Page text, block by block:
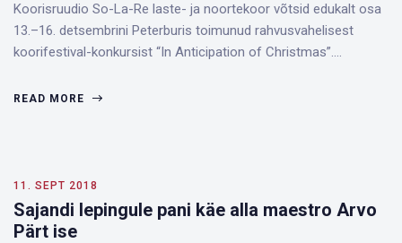
Koorisruudio So-La-Re laste- ja noortekoor võtsid edukalt osa
13.–16. detsembrini Peterburis toimunud rahvusvahelisest
koorifestival-konkursist “In Anticipation of Christmas”.…
READ MORE
11. SEPT 2018
Sajandi lepingule pani käe alla maestro Arvo
Pärt ise